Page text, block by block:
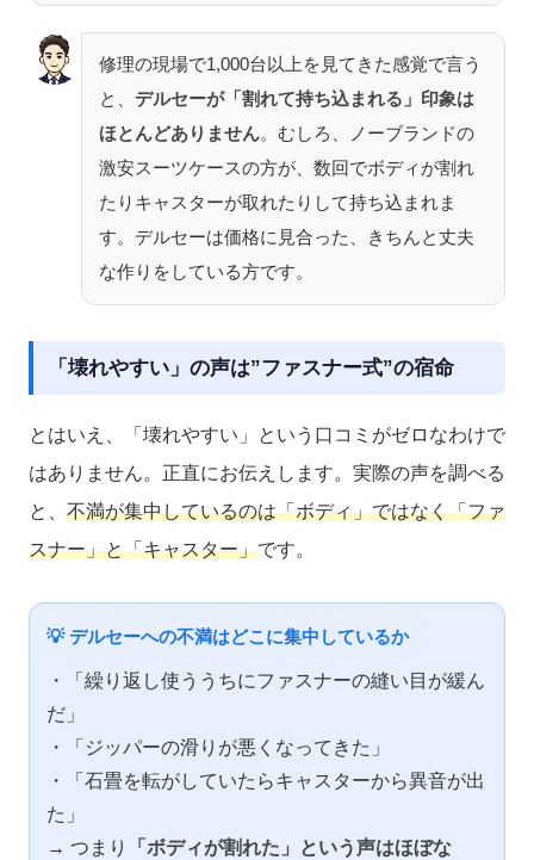
修理の現場で1,000台以上を見てきた感覚で言う
と、 デルセーが「割れて持ち込まれる」印象は
ほとんどありません。むしろ、ノーブランドの
激安スーツケースの方が、数回でボディが割れ
たりキャスターが取れたりして持ち込まれま
す。デルセーは価格に見合った、きちんと丈夫
な作りをしている方です。
「壊れやすい」の声は”ファスナー式”の宿命
とはいえ、「壊れやすい」という口コミがゼロなわけで
はありません。正直にお伝えします。実際の声を調べる
と、 不満が集中しているのは「ボディ」ではなく「ファ
スナー」と「キャスター」です。
💡 デルセーへの不満はどこに集中しているか
・「繰り返し使ううちにファスナーの縫い目が緩ん
だ」
・「ジッパーの滑りが悪くなってきた」
・「石畳を転がしていたらキャスターから異音が出
た」
→ つまり
「ボディが割れた」という声はほぼな